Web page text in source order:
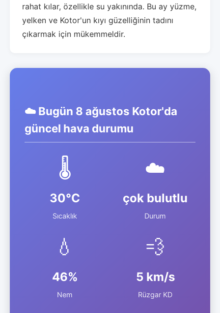
rahat kılar, özellikle su yakınında. Bu ay yüzme,
yelken ve Kotor'un kıyı güzelliğinin tadını
çıkarmak için mükemmeldir.
☁️ Bugün 8 ağustos Kotor'da
güncel hava durumu
🌡️
30°C
Sıcaklık
☁️
çok bulutlu
Durum
💧
46%
Nem
💨
5 km/s
Rüzgar KD